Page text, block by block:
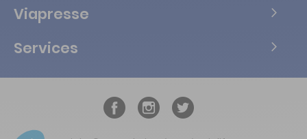
Viapresse
Services